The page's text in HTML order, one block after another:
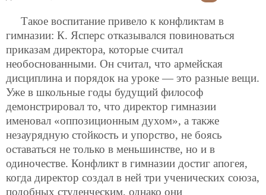
Такое воспитание привело к конфликтам в
гимназии: К. Ясперс отказывался повиноваться
приказам директора, которые считал
необоснованными. Он считал, что армейская
дисциплина и порядок на уроке — это разные вещи.
Уже в школьные годы будущий философ
демонстрировал то, что директор гимназии
именовал «оппозиционным духом», а также
незаурядную стойкость и упорство, не боясь
оставаться не только в меньшинстве, но и в
одиночестве. Конфликт в гимназии достиг апогея,
когда директор создал в ней три ученических союза,
подобных студенческим, однако они